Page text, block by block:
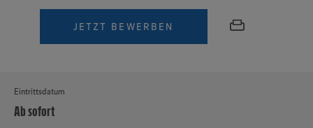
JETZT BEWERBEN
Eintrittsdatum
Ab sofort